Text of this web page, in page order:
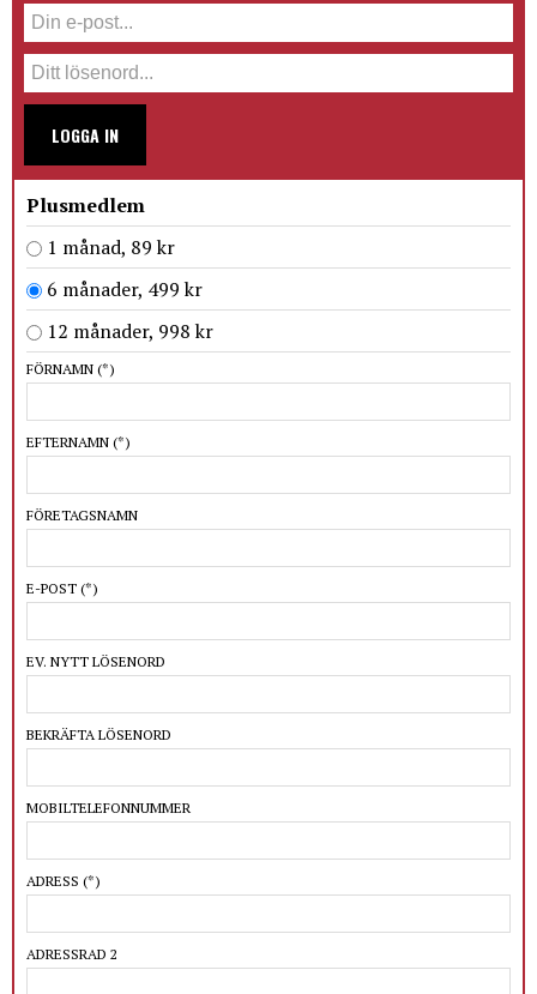
LOGGA IN
Plusmedlem
1 månad, 89 kr
6 månader, 499 kr
12 månader, 998 kr
FÖRNAMN (*)
EFTERNAMN (*)
FÖRETAGSNAMN
E-POST (*)
EV. NYTT LÖSENORD
BEKRÄFTA LÖSENORD
MOBILTELEFONNUMMER
ADRESS (*)
ADRESSRAD 2